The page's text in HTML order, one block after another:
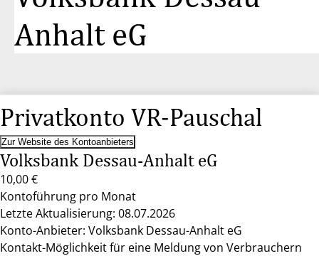
Anhalt eG
Privatkonto VR-Pauschal
Zur Website des Kontoanbieters
Volksbank Dessau-Anhalt eG
10,00 €
Kontoführung pro Monat
Letzte Aktualisierung: 08.07.2026
Konto-Anbieter: Volksbank Dessau-Anhalt eG
Kontakt-Möglichkeit für eine Meldung von Verbrauchern